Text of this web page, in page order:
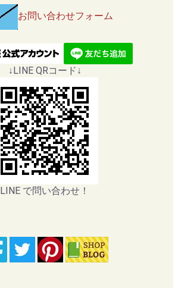
お問い合わせフォーム
↓LINE QRコード↓
LINE で問い合わせ！